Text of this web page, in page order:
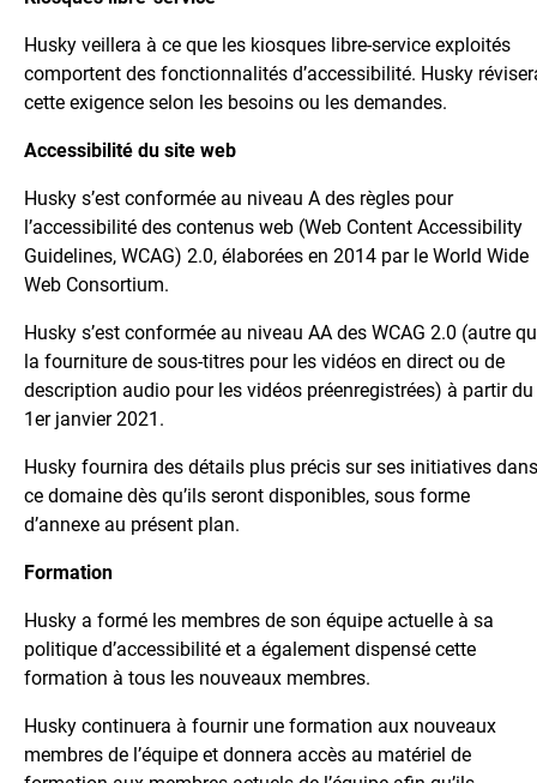
Husky veillera à ce que les kiosques libre-service exploités
comportent des fonctionnalités d’accessibilité. Husky
cette exigence selon les besoins ou les demandes.
Accessibilité du site web
Husky s’est conformée au niveau A des règles pour
l’accessibilité des contenus web (Web Content Accessibility
Guidelines, WCAG) 2.0, élaborées en 2014 par le World Wide
Web Consortium.
Husky s’est conformée au niveau AA des WCAG 2.0 (autre
la fourniture de sous-titres pour les vidéos en direct ou de
description audio pour les vidéos préenregistrées) à partir du
1er janvier 2021.
Husky fournira des détails plus précis sur ses initiatives dans
ce domaine dès qu’ils seront disponibles, sous forme
d’annexe au présent plan.
Formation
Husky a formé les membres de son équipe actuelle à sa
politique d’accessibilité et a également dispensé cette
formation à tous les nouveaux membres.
Husky continuera à fournir une formation aux nouveaux
membres de l’équipe et donnera accès au matériel de